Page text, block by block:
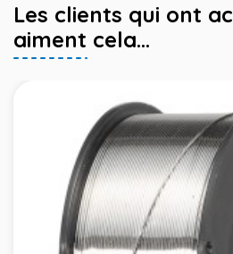
Les clients qui ont
aiment cela...